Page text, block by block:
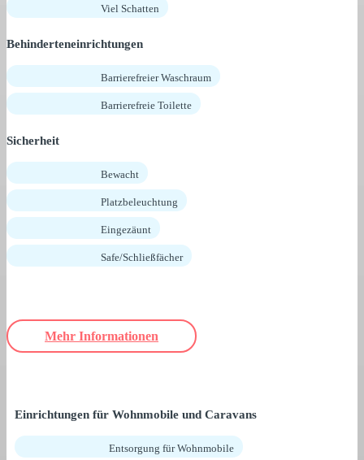
Viel Schatten
Behinderteneinrichtungen
Barrierefreier Waschraum
Barrierefreie Toilette
Sicherheit
Bewacht
Platzbeleuchtung
Eingezäunt
Safe/Schließfächer
Mehr Informationen
Einrichtungen für Wohnmobile und Caravans
Entsorgung für Wohnmobile